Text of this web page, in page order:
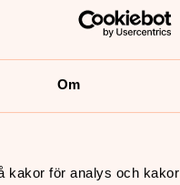
Om
kakor för analys och kakor